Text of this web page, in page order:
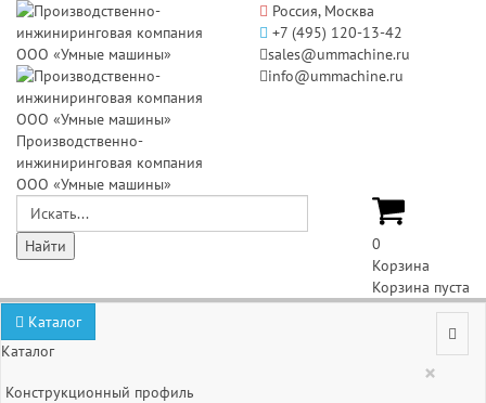
Производственно-
инжиниринговая компания
ООО «Умные машины»
Россия, Москва
+7 (495) 120-13-42
sales@ummachine.ru
info@ummachine.ru
0
Корзина
Корзина пуста
Каталог
Каталог
×
Конструкционный профиль